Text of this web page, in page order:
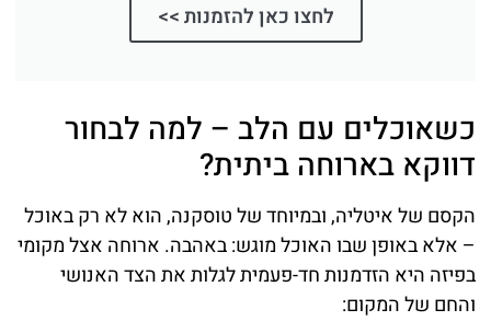
לחצו כאן להזמנות >>
כשאוכלים עם הלב – למה לבחור
דווקא בארוחה ביתית?
הקסם של איטליה, ובמיוחד של טוסקנה, הוא לא רק באוכל
– אלא באופן שבו האוכל מוגש: באהבה. ארוחה אצל מקומי
בפיזה היא הזדמנות חד-פעמית לגלות את הצד האנושי
והחם של המקום: